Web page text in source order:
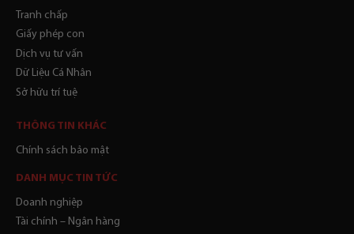
Tranh chấp
Giấy phép con
Dịch vụ tư vấn
Dữ Liệu Cá Nhân
Sở hữu trí tuệ
THÔNG TIN KHÁC
Chính sách bảo mật
DANH MỤC TIN TỨC
Doanh nghiệp
Tài chính – Ngân hàng